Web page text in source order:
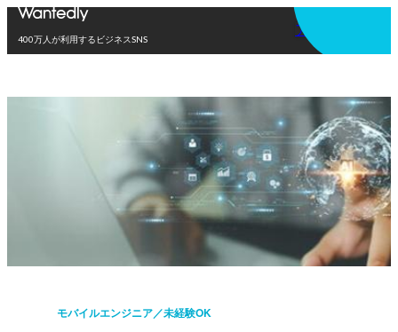
400万人が利用するビジネスSNS
アプリを使う
モバイルエンジニア／未経験OK